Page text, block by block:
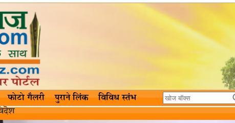
फोटो गैलरी पुराने लिंक विविध स्तंभ